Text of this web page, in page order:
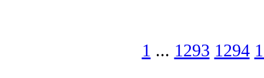
1 ... 1293 1294